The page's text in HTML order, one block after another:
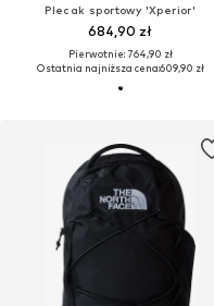
Plecak sportowy 'Xperior'
684,90 zł
Pierwotnie: 764,90 zł
Ostatnia najniższa cena:609,90 zł